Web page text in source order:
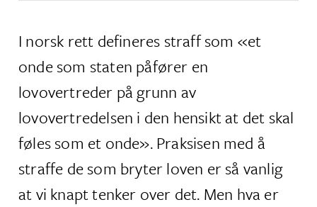
I norsk rett defineres straff som «et
onde som staten påfører en
lovovertreder på grunn av
lovovertredelsen i den hensikt at det skal
føles som et onde». Praksisen med å
straffe de som bryter loven er så vanlig
at vi knapt tenker over det. Men hva er